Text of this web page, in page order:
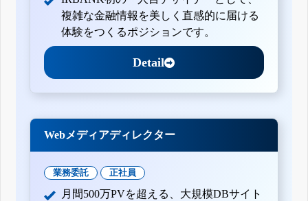
複雑な金融情報を美しく直感的に届ける
体験をつくるポジションです。
Detail
Webメディアディレクター
業務委託 正社員
月間500万PVを超える、大規模DBサイト